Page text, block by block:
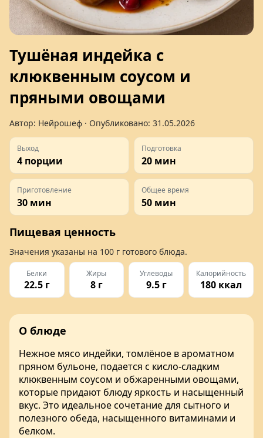
Тушёная индейка с
клюквенным соусом и
пряными овощами
Автор: Нейрошеф · Опубликовано: 31.05.2026
Выход
4 порции
Подготовка
20 мин
Приготовление
30 мин
Общее время
50 мин
Пищевая ценность
Значения указаны на 100 г готового блюда.
Белки
22.5 г
Жиры
8 г
Углеводы
9.5 г
Калорийность
180 ккал
О блюде
Нежное мясо индейки, томлёное в ароматном
пряном бульоне, подается с кисло-сладким
клюквенным соусом и обжаренными овощами,
которые придают блюду яркость и насыщенный
вкус. Это идеальное сочетание для сытного и
полезного обеда, насыщенного витаминами и
белком.